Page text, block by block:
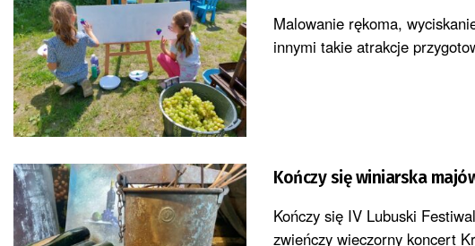
Malowanie rękoma,
innymi takie atrakcje
Kończy się winiarska
Kończy się IV Lubuski
zwieńczy wieczorny koncert